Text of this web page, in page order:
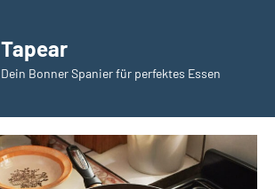
Tapear
Dein Bonner Spanier für perfektes Essen